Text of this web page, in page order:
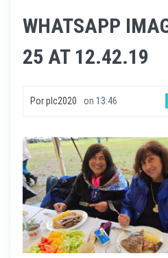
WHATSAPP
25 AT 12.42.19
Porplc2020 on 13:46